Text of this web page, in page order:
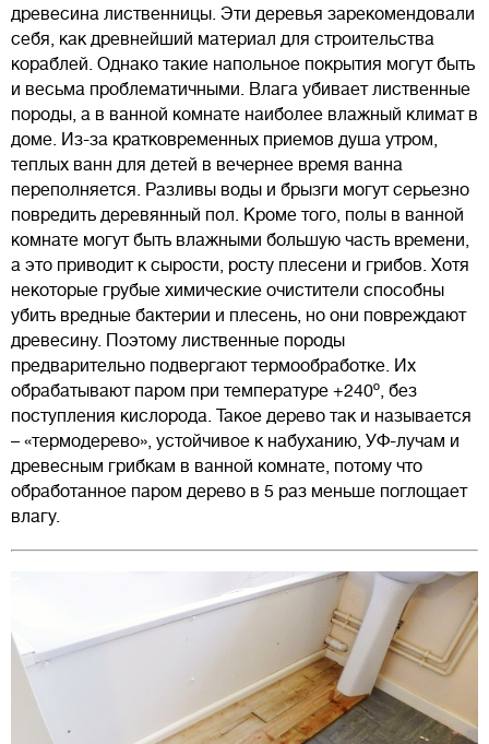
древесина лиственницы. Эти деревья зарекомендовали
себя, как древнейший материал для строительства
кораблей. Однако такие напольное покрытия могут быть
и весьма проблематичными. Влага убивает лиственные
породы, а в ванной комнате наиболее влажный климат в
доме. Из-за кратковременных приемов душа утром,
теплых ванн для детей в вечернее время ванна
переполняется. Разливы воды и брызги могут серьезно
повредить деревянный пол. Кроме того, полы в ванной
комнате могут быть влажными большую часть времени,
а это приводит к сырости, росту плесени и грибов. Хотя
некоторые грубые химические очистители способны
убить вредные бактерии и плесень, но они повреждают
древесину. Поэтому лиственные породы
предварительно подвергают термообработке. Их
обрабатывают паром при температуре +240º, без
поступления кислорода. Такое дерево так и называется
– «термодерево», устойчивое к набуханию, УФ-лучам и
древесным грибкам в ванной комнате, потому что
обработанное паром дерево в 5 раз меньше поглощает
влагу.